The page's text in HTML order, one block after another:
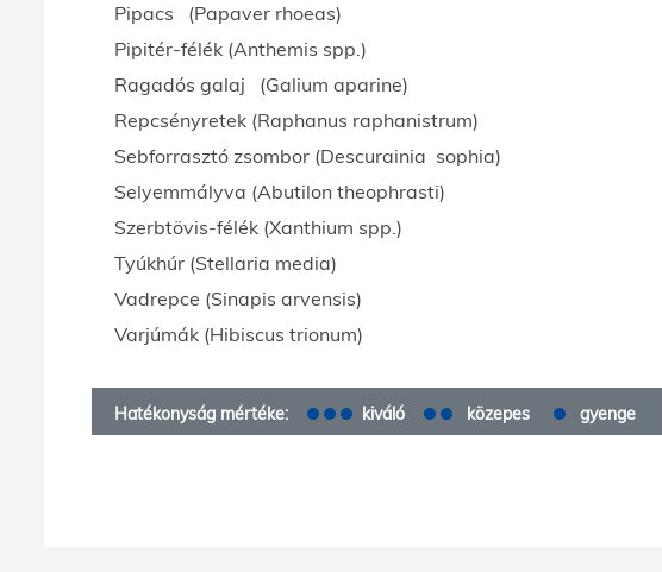
Pipacs (Papaver rhoeas)
Pipitér-félék (Anthemis spp.)
Ragadós galaj (Galium aparine)
Repcsényretek (Raphanus raphanistrum)
Sebforrasztó zsombor (Descurainia sophia)
Selyemmályva (Abutilon theophrasti)
Szerbtövis-félék (Xanthium spp.)
Tyúkhúr (Stellaria media)
Vadrepce (Sinapis arvensis)
Varjúmák (Hibiscus trionum)
Hatékonyság mértéke: kiváló közepes gyenge